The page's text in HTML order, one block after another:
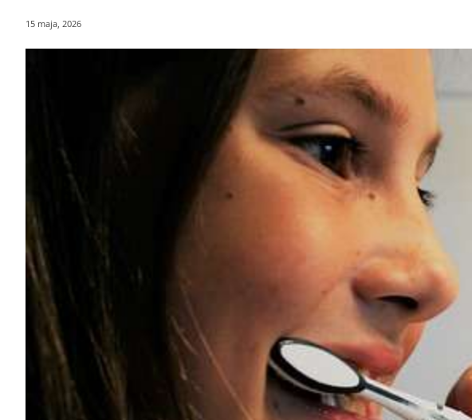
15 maja, 2026